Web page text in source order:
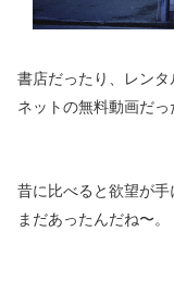
書店だったり、レンタ
ネットの無料動画だっ
昔に比べると欲望が手
まだあったんだね〜。